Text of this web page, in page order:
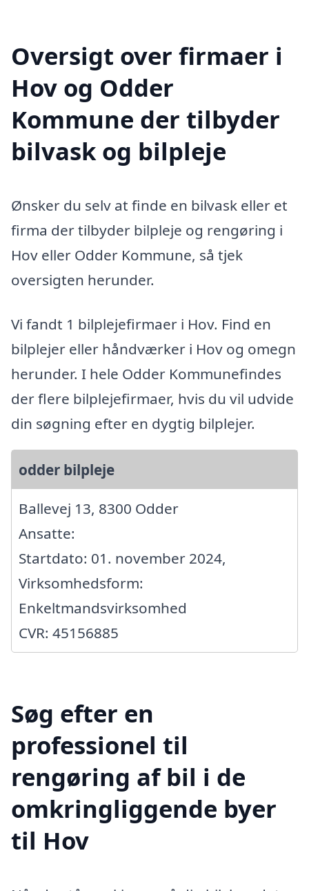
Oversigt over firmaer i
Hov og Odder
Kommune der tilbyder
bilvask og bilpleje
Ønsker du selv at finde en bilvask eller et
firma der tilbyder bilpleje og rengøring i
Hov eller Odder Kommune, så tjek
oversigten herunder.
Vi fandt 1 bilplejefirmaer i Hov. Find en
bilplejer eller håndværker i Hov og omegn
herunder. I hele Odder Kommunefindes
der flere bilplejefirmaer, hvis du vil udvide
din søgning efter en dygtig bilplejer.
odder bilpleje
Ballevej 13, 8300 Odder
Ansatte:
Startdato: 01. november 2024,
Virksomhedsform:
Enkeltmandsvirksomhed
CVR: 45156885
Søg efter en
professionel til
rengøring af bil i de
omkringliggende byer
til Hov